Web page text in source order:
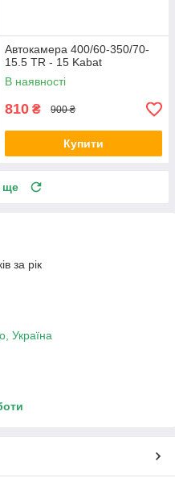
Автокамера 400/60-350/70-
15.5 TR - 15 Kabat
В наявності
810 ₴ 900 ₴
Купити
ще
за рік
Україна